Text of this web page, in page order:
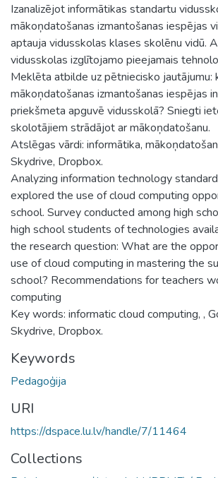
Izanalizējot informātikas standartu
mākoņdatošanas izmantošanas iespējas
aptauja vidusskolas klases skolēnu vidū.
vidusskolas izglītojamo pieejamais
Meklēta atbilde uz pētniecisko jautājumu:
mākoņdatošanas izmantošanas iespējas
priekšmeta apguvē vidusskolā? Sniegti
skolotājiem strādājot ar mākoņdatošanu.
Atslēgas vārdi: informātika,
Skydrive, Dropbox.
Analyzing information technology
explored the use of cloud computing
school. Survey conducted among high
high school students of technologies
the research question: What are the
use of cloud computing in mastering the
school? Recommendations for teachers
computing
Key words: informatic cloud computing, ,
Skydrive, Dropbox.
Keywords
Pedagoģija
URI
https://dspace.lu.lv/handle/7/11464
Collections